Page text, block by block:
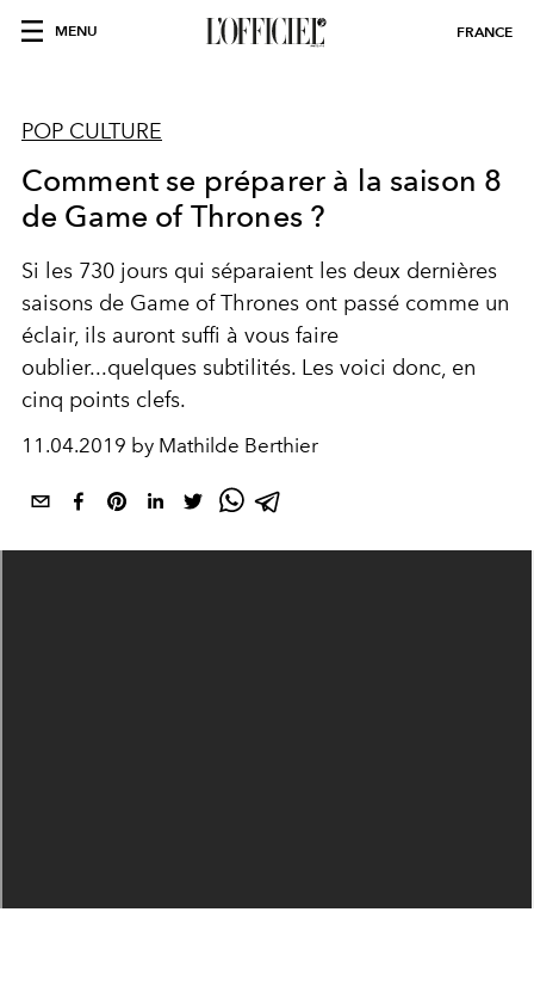
MENU FRANCE
POP CULTURE
Comment se préparer à la saison 8
de Game of Thrones ?
Si les 730 jours qui séparaient les deux dernières
saisons de Game of Thrones ont passé comme un
éclair, ils auront suffi à vous faire
oublier...quelques subtilités. Les voici donc, en
cinq points clefs.
11.04.2019 by Mathilde Berthier